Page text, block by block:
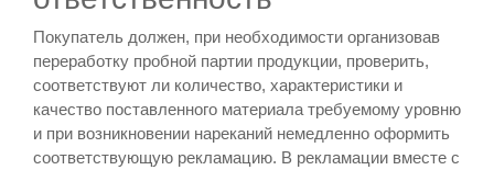
Покупатель должен, при необходимости организовав
переработку пробной партии продукции, проверить,
соответствуют ли количество, характеристики и
качество поставленного материала требуемому уровню
и при возникновении нареканий немедленно оформить
соответствующую рекламацию. В рекламации вместе с